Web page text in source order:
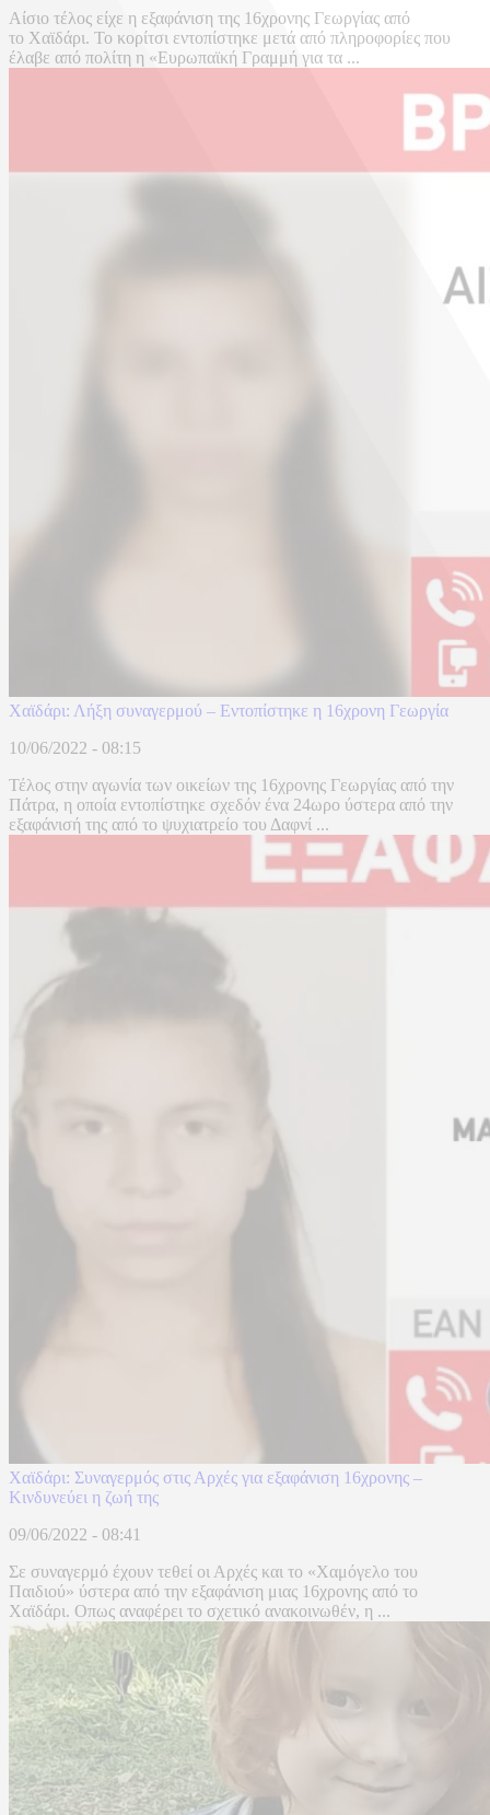
Αίσιο τέλος είχε η εξαφάνιση της 16χρονης Γεωργίας από
το Χαϊδάρι. Το κορίτσι εντοπίστηκε μετά από πληροφορίες που
έλαβε από πολίτη η «Ευρωπαϊκή Γραμμή για τα ...
Χαϊδάρι: Λήξη συναγερμού – Εντοπίστηκε η 16χρονη Γεωργία
10/06/2022 - 08:15
Τέλος στην αγωνία των οικείων της 16χρονης Γεωργίας από την
Πάτρα, η οποία εντοπίστηκε σχεδόν ένα 24ωρο ύστερα από την
εξαφάνισή της από το ψυχιατρείο του Δαφνί ...
Χαϊδάρι: Συναγερμός στις Αρχές για εξαφάνιση 16χρονης –
Κινδυνεύει η ζωή της
09/06/2022 - 08:41
Σε συναγερμό έχουν τεθεί οι Αρχές και το «Χαμόγελο του
Παιδιού» ύστερα από την εξαφάνιση μιας 16χρονης από το
Χαϊδάρι. Οπως αναφέρει το σχετικό ανακοινωθέν, η ...